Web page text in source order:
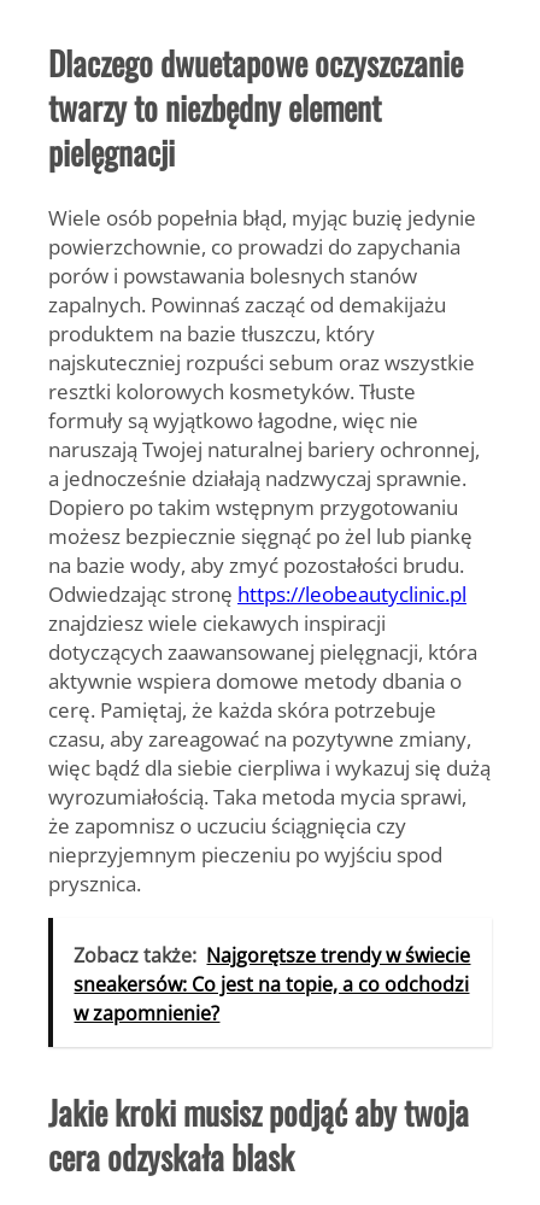
Dlaczego dwuetapowe oczyszczanie
twarzy to niezbędny element
pielęgnacji
Wiele osób popełnia błąd, myjąc buzię jedynie
powierzchownie, co prowadzi do zapychania
porów i powstawania bolesnych stanów
zapalnych. Powinnaś zacząć od demakijażu
produktem na bazie tłuszczu, który
najskuteczniej rozpuści sebum oraz wszystkie
resztki kolorowych kosmetyków. Tłuste
formuły są wyjątkowo łagodne, więc nie
naruszają Twojej naturalnej bariery ochronnej,
a jednocześnie działają nadzwyczaj sprawnie.
Dopiero po takim wstępnym przygotowaniu
możesz bezpiecznie sięgnąć po żel lub piankę
na bazie wody, aby zmyć pozostałości brudu.
Odwiedzając stronę https://leobeautyclinic.pl
znajdziesz wiele ciekawych inspiracji
dotyczących zaawansowanej pielęgnacji, która
aktywnie wspiera domowe metody dbania o
cerę. Pamiętaj, że każda skóra potrzebuje
czasu, aby zareagować na pozytywne zmiany,
więc bądź dla siebie cierpliwa i wykazuj się dużą
wyrozumiałością. Taka metoda mycia sprawi,
że zapomnisz o uczuciu ściągnięcia czy
nieprzyjemnym pieczeniu po wyjściu spod
prysznica.
Zobacz także: Najgorętsze trendy w świecie
sneakersów: Co jest na topie, a co odchodzi
w zapomnienie?
Jakie kroki musisz podjąć aby twoja
cera odzyskała blask